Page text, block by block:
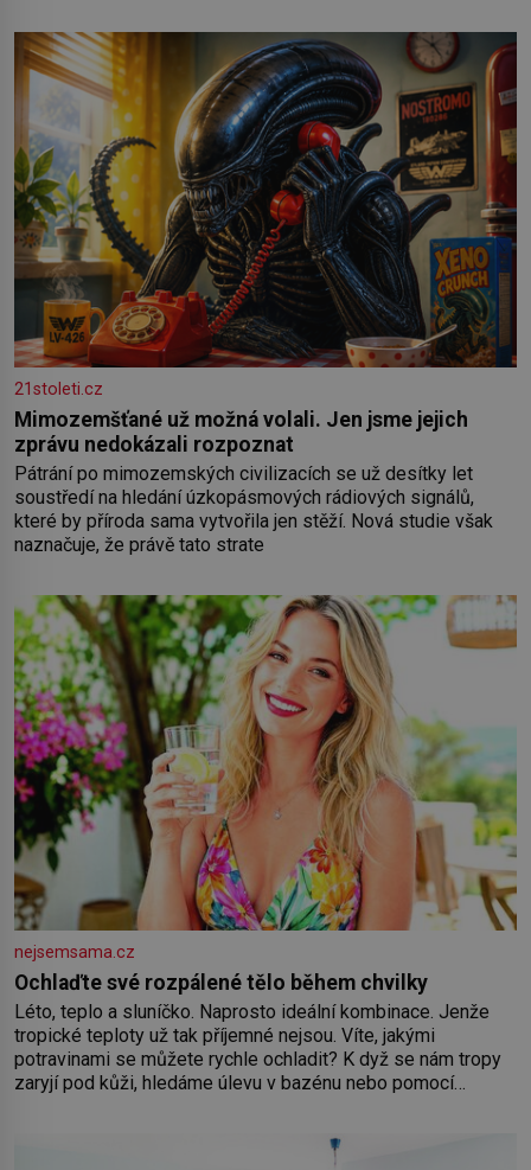
21stoleti.cz
Mimozemšťané už možná volali. Jen jsme jejich
zprávu nedokázali rozpoznat
Pátrání po mimozemských civilizacích se už desítky let
soustředí na hledání úzkopásmových rádiových signálů,
které by příroda sama vytvořila jen stěží. Nová studie však
naznačuje, že právě tato strate
nejsemsama.cz
Ochlaďte své rozpálené tělo během chvilky
Léto, teplo a sluníčko. Naprosto ideální kombinace. Jenže
tropické teploty už tak příjemné nejsou. Víte, jakými
potravinami se můžete rychle ochladit? K dyž se nám tropy
zaryjí pod kůži, hledáme úlevu v bazénu nebo pomocí